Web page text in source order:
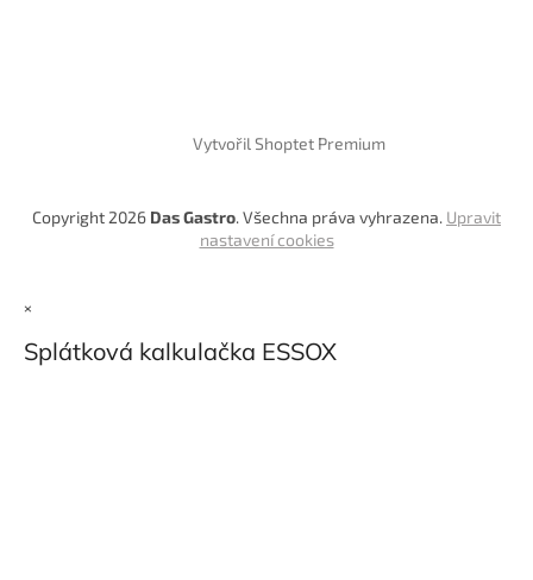
Vytvořil Shoptet Premium
Copyright 2026 Das Gastro. Všechna práva vyhrazena. Upravit
nastavení cookies
×
Splátková kalkulačka ESSOX